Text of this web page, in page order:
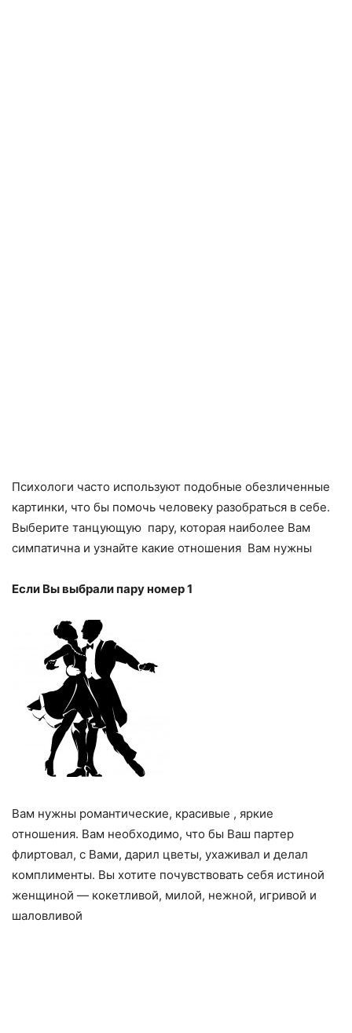
Психологи часто используют подобные обезличенные
картинки, что бы помочь человеку разобраться в себе.
Выберите танцующую пару, которая наиболее Вам
симпатична и узнайте какие отношения Вам нужны
Если Вы выбрали пару номер 1
Вам нужны романтические, красивые , яркие
отношения. Вам необходимо, что бы Ваш партер
флиртовал, с Вами, дарил цветы, ухаживал и делал
комплименты. Вы хотите почувствовать себя истиной
женщиной — кокетливой, милой, нежной, игривой и
шаловливой